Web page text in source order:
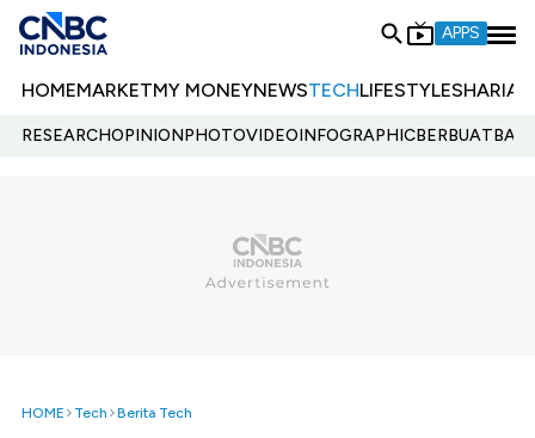
APPS
HOMEMARKETMY MONEYNEWSTECHLIFESTYLESHARIA
RESEARCHOPINIONPHOTOVIDEOINFOGRAPHIC
HOME Tech Berita Tech